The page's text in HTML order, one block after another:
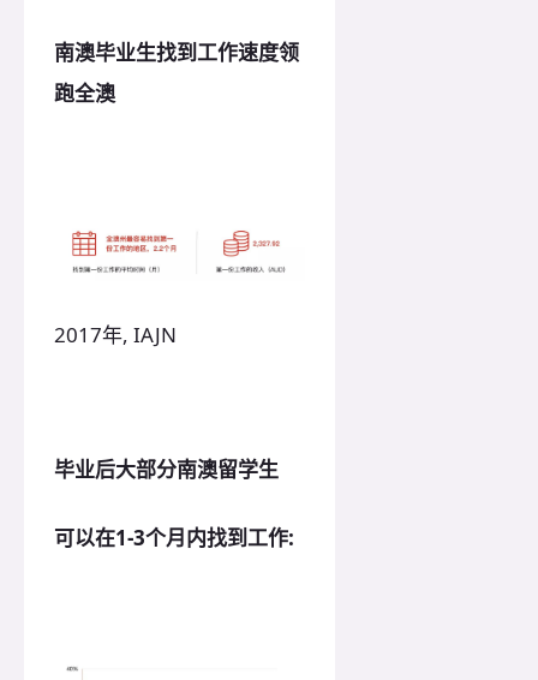
南澳毕业生找到工作速度领
跑全澳
2017年, IAJN
毕业后大部分南澳留学生
可以在1-3个月内找到工作: